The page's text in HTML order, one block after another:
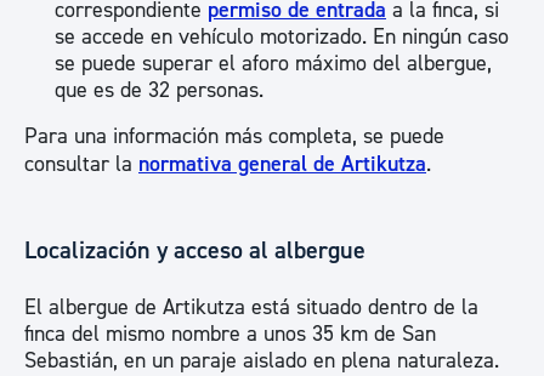
correspondiente permiso de entrada a la finca, si
se accede en vehículo motorizado. En ningún caso
se puede superar el aforo máximo del albergue,
que es de 32 personas.
Para una información más completa, se puede
consultar la normativa general de Artikutza.
Localización y acceso al albergue
El albergue de Artikutza está situado dentro de la
finca del mismo nombre a unos 35 km de San
Sebastián, en un paraje aislado en plena naturaleza.